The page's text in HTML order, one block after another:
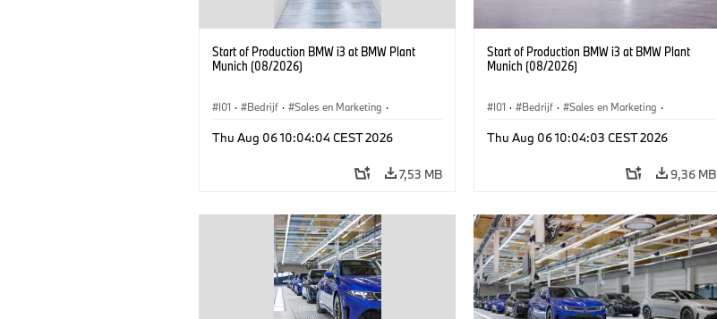
Start of Production BMW i3 at BMW Plant
Munich (08/2026)
I01 · Bedrijf · Sales en Marketing ·
Thu Aug 06 10:04:04 CEST 2026
7,53 MB
Start of Production BMW i3 at BMW Plant
Munich (08/2026)
I01 · Bedrijf · Sales en Marketing ·
Thu Aug 06 10:04:03 CEST 2026
9,36 MB